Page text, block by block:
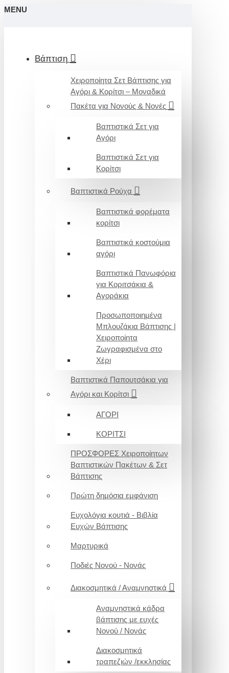
MENU
Βάπτιση
Χειροποίητα Σετ Βάπτισης για
Αγόρι & Κορίτσι – Μοναδικά
Πακέτα για Νονούς & Νονές
Βαπτιστικά Σετ για
Αγόρι
Βαπτιστικά Σετ για
Κορίτσι
Βαπτιστικά Ρούχα
Βαπτιστικά φορέματα
κορίτσι
Βαπτιστικά κοστούμια
αγόρι
Βαπτιστικά Πανωφόρια
για Κοριτσάκια &
Αγοράκια
Προσωποποιημένα
Μπλουζάκια Βάπτισης |
Χειροποίητα
Ζωγραφισμένα στο
Χέρι
Βαπτιστικά Παπουτσάκια για
Αγόρι και Κορίτσι
ΑΓΟΡΙ
ΚΟΡΙΤΣΙ
ΠΡΟΣΦΟΡΕΣ Χειροποίητων
Βαπτιστικών Πακέτων & Σετ
Βάπτισης
Πρώτη δημόσια εμφάνιση
Ευχολόγια κουτιά - Βιβλία
Ευχών Βάπτισης
Μαρτυρικά
Ποδιές Νονού - Νονάς
Διακοσμητικά / Αναμνηστικά
Αναμνηστικά κάδρα
βάπτισης με ευχές
Νονού / Νονάς
Διακοσμητικά
τραπεζιών /εκκλησίας